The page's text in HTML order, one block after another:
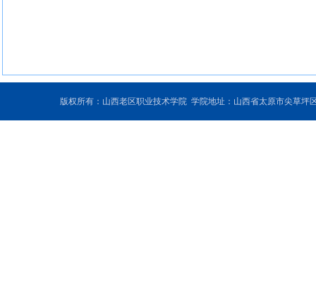
版权所有：山西老区职业技术学院 学院地址：山西省太原市尖草坪